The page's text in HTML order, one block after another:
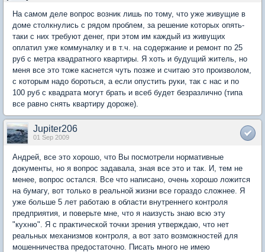
На самом деле вопрос возник лишь по тому, что уже живущие в
доме столкнулись с рядом проблем, за решение которых опять-
таки с них требуют денег, при этом им каждый из живущих
оплатил уже коммуналку и в т.ч. на содержание и ремонт по 25
руб с метра квадратного квартиры. Я хоть и будущий житель, но
меня все это тоже каснется чуть позже и считаю это произволом,
с которым надо бороться, а если опустить руки, так с нас и по
100 руб с квадрата могут брать и всеб будет безразлично (типа
все равно снять квартиру дороже).
Jupiter206
01 Sep 2009
Андрей, все это хорошо, что Вы посмотрели нормативные
документы, но я вопрос задавала, зная все это и так. И, тем не
менее, вопрос остался. Все что написано, очень хорошо ложится
на бумагу, вот только в реальной жизни все гораздо сложнее. Я
уже больше 5 лет работаю в области внутреннего контроля
предприятия, и поверьте мне, что я наизусть знаю всю эту
"кухню". Я с практической точки зрения утверждаю, что нет
реальных механизмов контроля, а вот зато возможностей для
мошенничества предостаточно. Писать много не имею